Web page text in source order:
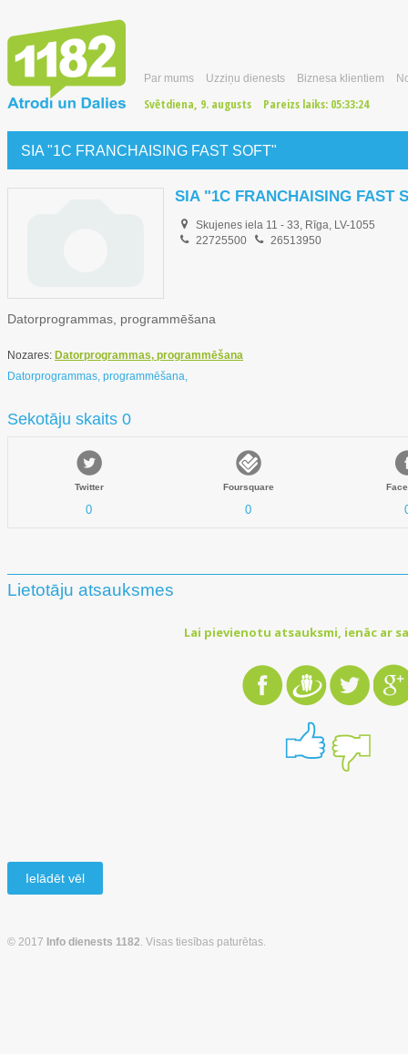
Par mums Uzziņu dienests Biznesa klientiem
Svētdiena, 9. augusts Pareizs laiks: 05:33:25
SIA "1C FRANCHAISING FAST SOFT"
SIA "1C FRANCHAISING FAST
Skujenes iela 11 - 33, Rīga, LV-1055
22725500
26513950
Datorprogrammas, programmēšana
Nozares: Datorprogrammas, programmēšana
Datorprogrammas, programmēšana,
Sekotāju skaits 0
Twitter
0
Foursquare
0
Lietotāju atsauksmes
Lai pievienotu atsauksmi, ienāc ar
Ielādēt vēl
© 2017 Info dienests 1182 . Visas tiesības paturētas.